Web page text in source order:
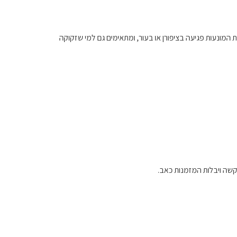
פגיעה בציפורן או בעור, ומתאימים גם למי שזקוקה
קשה ויבלות המזמנות כאב.